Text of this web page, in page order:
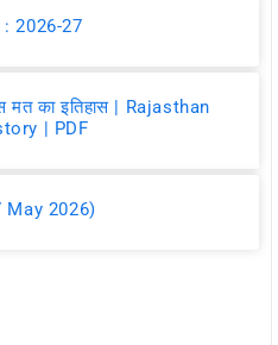
: 2026-27
मत का इतिहास | Rajasthan
| PDF
May 2026)